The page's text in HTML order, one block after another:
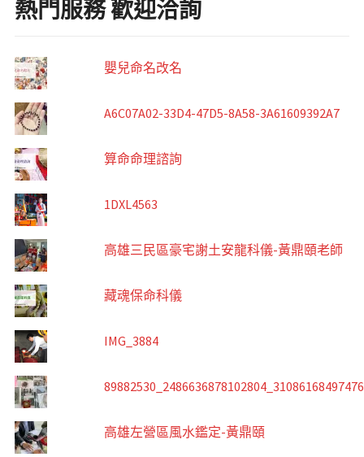
熱門服務 歡迎洽詢
嬰兒命名改名
A6C07A02-33D4-47D5-8A58-3A61609392A7
算命命理諮詢
1DXL4563
高雄三民區豪宅謝土安龍科儀-黃鼎頤老師
藏魂保命科儀
IMG_3884
高雄左營區風水鑑定-黃鼎頤